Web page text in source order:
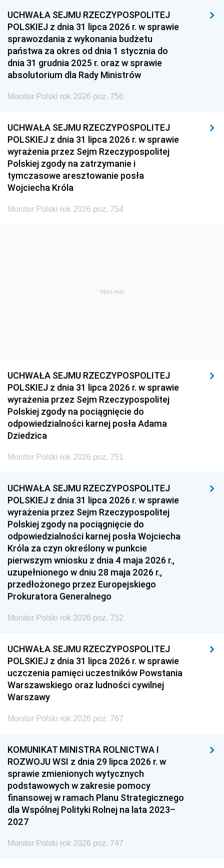
1939 1938 1937
1936 1930
UCHWAŁA SEJMU RZECZYPOSPOLITEJ
POLSKIEJ z dnia 31 lipca 2026 r. w sprawie
sprawozdania z wykonania budżetu
państwa za okres od dnia 1 stycznia do
dnia 31 grudnia 2025 r. oraz w sprawie
absolutorium dla Rady Ministrów
Monitor Polski rok 2026 poz. 756
UCHWAŁA SEJMU RZECZYPOSPOLITEJ
POLSKIEJ z dnia 31 lipca 2026 r. w sprawie
wyrażenia przez Sejm Rzeczypospolitej
Polskiej zgody na zatrzymanie i
tymczasowe aresztowanie posła
Wojciecha Króla
Monitor Polski rok 2026 poz. 754
REKLAMA
UCHWAŁA SEJMU RZECZYPOSPOLITEJ
POLSKIEJ z dnia 31 lipca 2026 r. w sprawie
wyrażenia przez Sejm Rzeczypospolitej
Polskiej zgody na pociągnięcie do
odpowiedzialności karnej posła Adama
Dziedzica
Monitor Polski rok 2026 poz. 751
UCHWAŁA SEJMU RZECZYPOSPOLITEJ
POLSKIEJ z dnia 31 lipca 2026 r. w sprawie
wyrażenia przez Sejm Rzeczypospolitej
Polskiej zgody na pociągnięcie do
odpowiedzialności karnej posła Wojciecha
Króla za czyn określony w punkcie
pierwszym wniosku z dnia 4 maja 2026 r.,
uzupełnionego w dniu 28 maja 2026 r.,
przedłożonego przez Europejskiego
Prokuratora Generalnego
Monitor Polski rok 2026 poz. 752
UCHWAŁA SEJMU RZECZYPOSPOLITEJ
POLSKIEJ z dnia 31 lipca 2026 r. w sprawie
uczczenia pamięci uczestników Powstania
Warszawskiego oraz ludności cywilnej
Warszawy
Monitor Polski rok 2026 poz. 767
KOMUNIKAT MINISTRA ROLNICTWA I
ROZWOJU WSI z dnia 29 lipca 2026 r. w
sprawie zmienionych wytycznych
podstawowych w zakresie pomocy
finansowej w ramach Planu Strategicznego
dla Wspólnej Polityki Rolnej na lata 2023–
2027
Monitor Polski rok 2026 poz. 747